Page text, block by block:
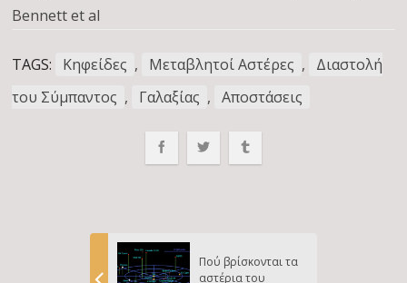
Bennett et al
TAGS: Κηφείδες , Μεταβλητοί Αστέρες ,
Διαστολή
του Σύμπαντος , Γαλαξίας , Αποστάσεις
Πού βρίσκονται τα
αστέρια του